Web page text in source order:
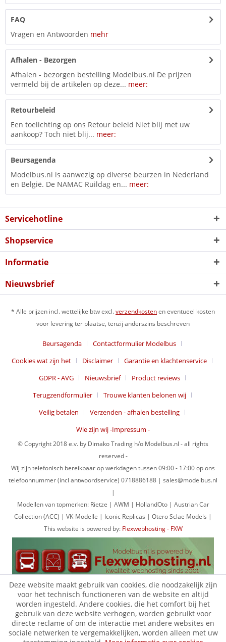
FAQ
Vragen en Antwoorden mehr
Afhalen - Bezorgen
Afhalen - bezorgen bestelling Modelbus.nl De prijzen
vermeld bij de artikelen op deze... meer:
Retourbeleid
Een toelichting op ons Retour beleid Niet blij met uw
aankoop? Toch niet blij... meer:
Beursagenda
Modelbus.nl is aanwezig op diverse beurzen in Nederland
en België. De NAMAC Ruildag en... meer:
Servicehotline
Shopservice
Informatie
Nieuwsbrief
* Alle prijzen incl. wettelijke btw excl.verzendkostenen eventueel kosten
voor levering ter plaatse, tenzij anderszins beschreven
Beursagenda
Contactformulier Modelbus
Cookies wat zijn het
Disclaimer
Garantie en klachtenservice
GDPR - AVG
Nieuwsbrief
Product reviews
Terugzendformulier
Trouwe klanten belonen wij
Veilig betalen
Verzenden - afhalen bestelling
Wie zijn wij -Impressum -
© Copyright 2018 e.v. by Dimako Trading h/o Modelbus.nl - all rights
reserved -
Wij zijn telefonisch bereikbaar op werkdagen tussen 09:00 - 17:00 op ons
telefoonnummer (incl antwoordservice) 0718886188 | sales@modelbus.nl
|
Modellen van topmerken: Rietze | AWM | HollandOto | Austrian Car
Collection (ACC) | VK-Modelle | Iconic Replicas | Otero Sclae Models |
This website is powered by: Flexwebhosting - FXW
Deze website maakt gebruik van cookies, die noodzakelijk zijn
voor het technisch functioneren van de website en altijd
worden ingesteld. Andere cookies, die het comfort bij het
gebruik van deze website verhogen, worden gebruikt voor
directe reclame of om de interactie met andere websites en
sociale netwerken te vergemakkelijken, worden alleen met uw